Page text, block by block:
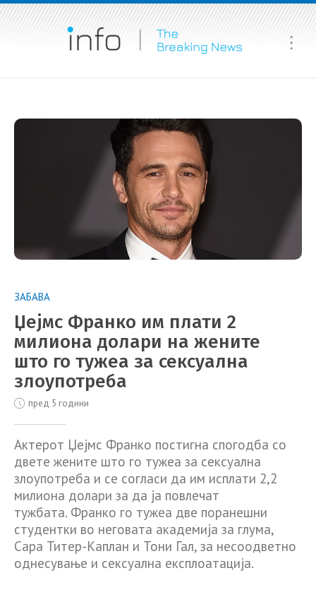
ЗАБАВА
Џејмс Франко им плати 2
милиона долари на жените
што го тужеа за сексуална
злоупотреба
пред 5 години
Актерот Џејмс Франко постигна спогодба со
двете жените што го тужеа за сексуална
злоупотреба и се согласи да им исплати 2,2
милиона долари за да ја повлечат
тужбата. Франко го тужеа две поранешни
студентки во неговата академија за глума,
Сара Титер-Каплан и Тони Гал, за несоодветно
однесување и сексуална експлоатација.